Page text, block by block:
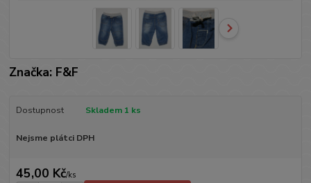
Značka: F&F
Dostupnost Skladem 1 ks
Nejsme plátci DPH
45,00 Kč/ks